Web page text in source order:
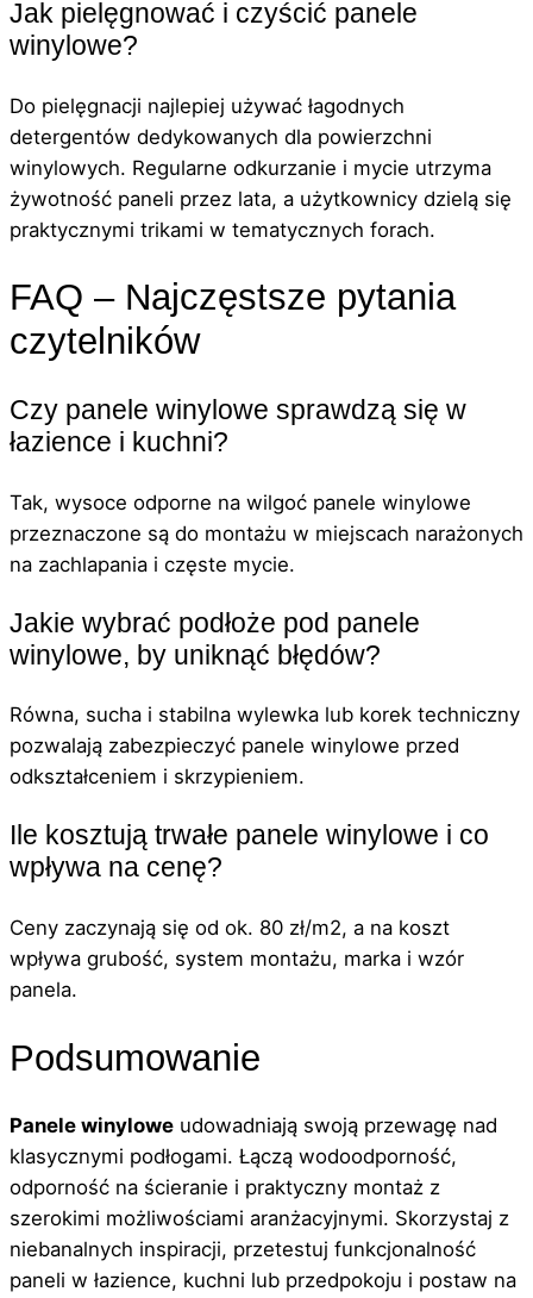
Jak pielęgnować i czyścić panele
winylowe?
Do pielęgnacji najlepiej używać łagodnych
detergentów dedykowanych dla powierzchni
winylowych. Regularne odkurzanie i mycie utrzyma
żywotność paneli przez lata, a użytkownicy dzielą się
praktycznymi trikami w tematycznych forach.
FAQ – Najczęstsze pytania
czytelników
Czy panele winylowe sprawdzą się w
łazience i kuchni?
Tak, wysoce odporne na wilgoć panele winylowe
przeznaczone są do montażu w miejscach narażonych
na zachlapania i częste mycie.
Jakie wybrać podłoże pod panele
winylowe, by uniknąć błędów?
Równa, sucha i stabilna wylewka lub korek techniczny
pozwalają zabezpieczyć panele winylowe przed
odkształceniem i skrzypieniem.
Ile kosztują trwałe panele winylowe i co
wpływa na cenę?
Ceny zaczynają się od ok. 80 zł/m2, a na koszt
wpływa grubość, system montażu, marka i wzór
panela.
Podsumowanie
Panele winylowe udowadniają swoją przewagę nad
klasycznymi podłogami. Łączą wodoodporność,
odporność na ścieranie i praktyczny montaż z
szerokimi możliwościami aranżacyjnymi. Skorzystaj z
niebanalnych inspiracji, przetestuj funkcjonalność
paneli w łazience, kuchni lub przedpokoju i postaw na